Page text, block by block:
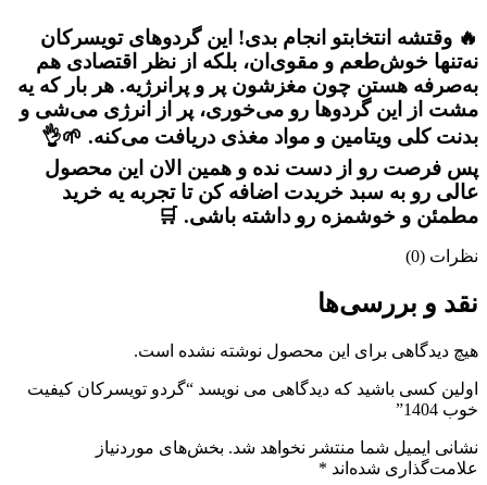
🔥 وقتشه انتخابتو انجام بدی! این گردوهای تویسرکان
نه‌تنها خوش‌طعم و مقوی‌ان، بلکه از نظر اقتصادی هم
به‌صرفه هستن چون مغزشون پر و پرانرژیه. هر بار که یه
مشت از این گردوها رو می‌خوری، پر از انرژی می‌شی و
بدنت کلی ویتامین و مواد مغذی دریافت می‌کنه. 🌱👌
پس فرصت رو از دست نده و همین الان این محصول
عالی رو به سبد خریدت اضافه کن تا تجربه یه خرید
مطمئن و خوشمزه رو داشته باشی. 🛒
نظرات (0)
نقد و بررسی‌ها
هیچ دیدگاهی برای این محصول نوشته نشده است.
اولین کسی باشید که دیدگاهی می نویسد “گردو تویسرکان کیفیت
خوب 1404”
نشانی ایمیل شما منتشر نخواهد شد. بخش‌های موردنیاز
علامت‌گذاری شده‌اند *